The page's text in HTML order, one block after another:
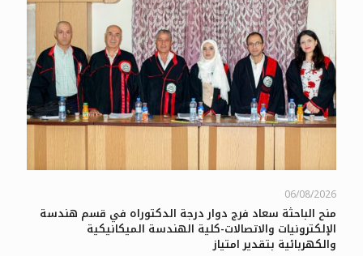
06/08/2026
منح الباحثة سعاد فرج دوار درجة الدكتوراه في قسم هندسة
الإلكترونيات والاتصالات-كلية الهندسة الميكانيكية
والكهربائية بتقدير امتياز